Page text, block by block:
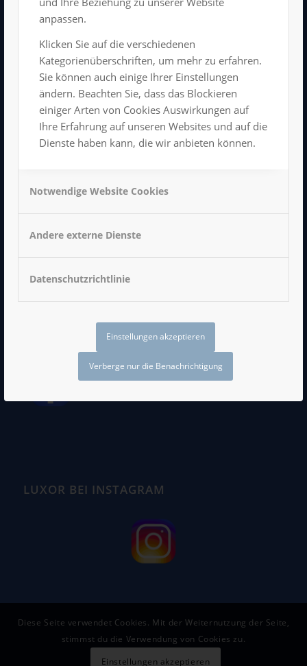
anpassen.
Klicken Sie auf die verschiedenen
Kategorienüberschriften, um mehr zu erfahren.
Sie können auch einige Ihrer Einstellungen
ändern. Beachten Sie, dass das Blockieren
einiger Arten von Cookies Auswirkungen auf
Ihre Erfahrung auf unseren Websites und auf die
Dienste haben kann, die wir anbieten können.
Notwendige Website Cookies
Andere externe Dienste
Datenschutzrichtlinie
Einstellungen akzeptieren
Verberge nur die Benachrichtigung
Kongress- und Veranstaltungszentrum
Hartmannstraße 11
09111 Chemnitz
Tel: 0371/666 198 11
info@luxor-chemnitz.de
AGB
LUXOR BEI FACEBOOK
LUXOR BEI INSTAGRAM
Diese Seite verwendet Cookies. Mit der Weiternutzung der Seite,
stimmst du die Verwendung von Cookies zu.
Einstellungen akzeptieren